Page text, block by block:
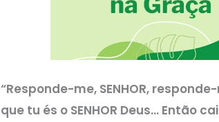
“Responde-me, SENHOR,
que tu és o SENHOR Deus… Então